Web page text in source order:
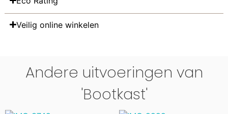
Veilig online winkelen
Andere uitvoeringen van
'Bootkast'